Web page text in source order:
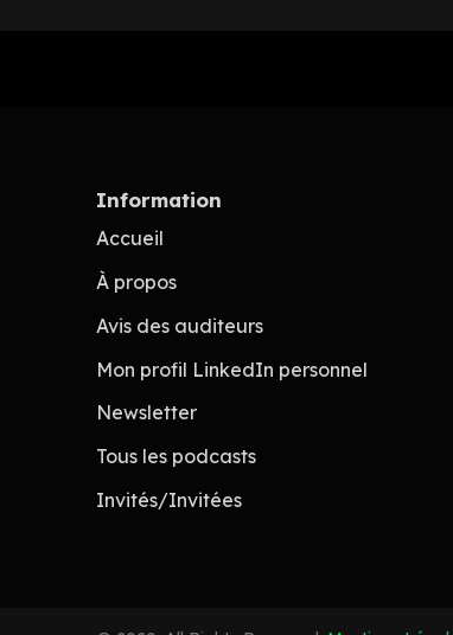
Information
Accueil
À propos
Avis des auditeurs
Mon profil LinkedIn personnel
Newsletter
Tous les podcasts
Invités/Invitées